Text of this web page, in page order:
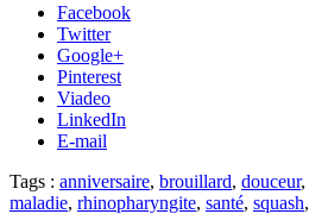
Facebook
Twitter
Google+
Pinterest
Viadeo
LinkedIn
E-mail
Tags : anniversaire, brouillard, douceur,
maladie, rhinopharyngite, santé, squash,